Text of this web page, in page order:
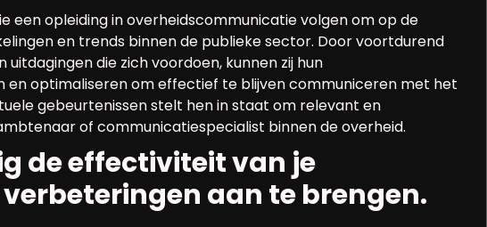
een opleiding in overheidscommunicatie volgen om op de
en trends binnen de publieke sector. Door voortdurend
die zich voordoen, kunnen zij hun
optimaliseren om effectief te blijven communiceren met het
gebeurtenissen stelt hen in staat om relevant en
of communicatiespecialist binnen de overheid.
de effectiviteit van je
aan te brengen.